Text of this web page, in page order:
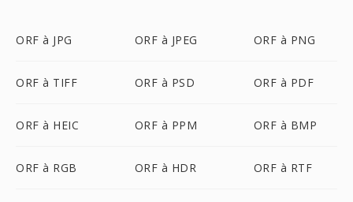
ORF à JPG ORF à JPEG ORF à PNG
ORF à TIFF ORF à PSD ORF à PDF
ORF à HEIC ORF à PPM ORF à BMP
ORF à RGB ORF à HDR ORF à RTF